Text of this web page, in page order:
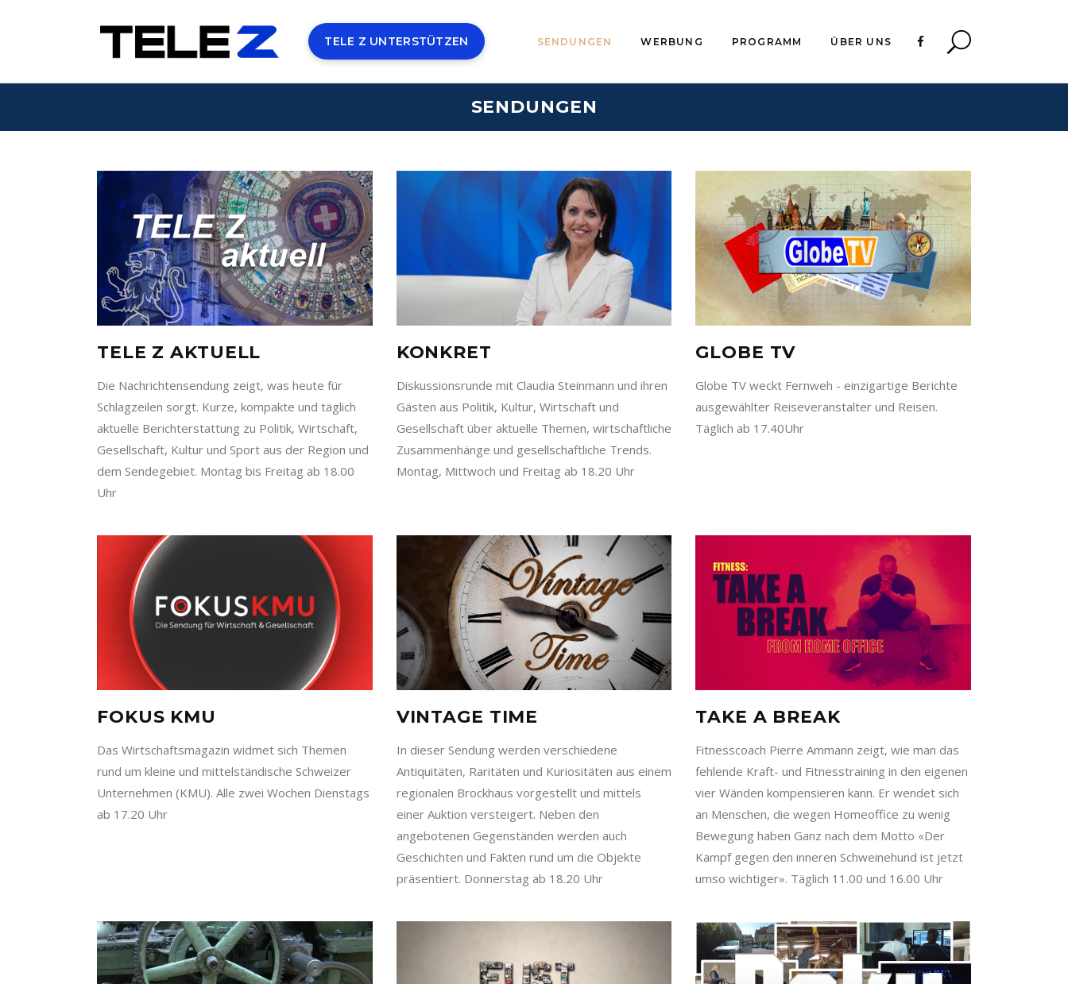
TELE Z UNTERSTÜTZEN SENDUNGEN WERBUNG PROGRAMM ÜBER UNS
SENDUNGEN
TELE Z AKTUELL
Die Nachrichtensendung zeigt, was heute für
Schlagzeilen sorgt. Kurze, kompakte und täglich
aktuelle Berichterstattung zu Politik, Wirtschaft,
Gesellschaft, Kultur und Sport aus der Region und
dem Sendegebiet. Montag bis Freitag ab 18.00
Uhr
KONKRET
Diskussionsrunde mit Claudia Steinmann und ihren
Gästen aus Politik, Kultur, Wirtschaft und
Gesellschaft über aktuelle Themen, wirtschaftliche
Zusammenhänge und gesellschaftliche Trends.
Montag, Mittwoch und Freitag ab 18.20 Uhr
GLOBE TV
Globe TV weckt Fernweh - einzigartige Berichte
ausgewählter Reiseveranstalter und Reisen.
Täglich ab 17.40Uhr
FOKUS KMU
Das Wirtschaftsmagazin widmet sich Themen
rund um kleine und mittelständische Schweizer
Unternehmen (KMU). Alle zwei Wochen Dienstags
ab 17.20 Uhr
VINTAGE TIME
In dieser Sendung werden verschiedene
Antiquitäten, Raritäten und Kuriositäten aus einem
regionalen Brockhaus vorgestellt und mittels
einer Auktion versteigert. Neben den
angebotenen Gegenständen werden auch
Geschichten und Fakten rund um die Objekte
präsentiert. Donnerstag ab 18.20 Uhr
TAKE A BREAK
Fitnesscoach Pierre Ammann zeigt, wie man das
fehlende Kraft- und Fitnesstraining in den eigenen
vier Wänden kompensieren kann. Er wendet sich
an Menschen, die wegen Homeoffice zu wenig
Bewegung haben Ganz nach dem Motto «Der
Kampf gegen den inneren Schweinehund ist jetzt
umso wichtiger». Täglich 11.00 und 16.00 Uhr